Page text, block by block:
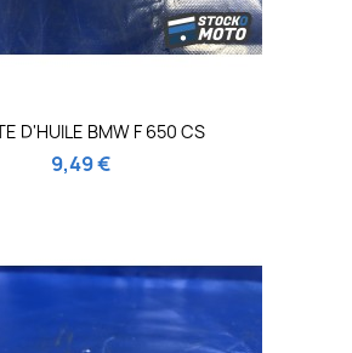
D'HUILE BMW F 650 CS
9,49 €